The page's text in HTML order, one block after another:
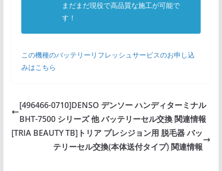
まだまだ現役で高品質な施工が可能で
す！
この機種のバッテリーリフレッシュサービスのお申し込
みはこちら
[496466-0710]DENSO デンソー ハンディターミナル
BHT-7500 シリーズ 他 バッテリーセル交換 関連情報
[TRIA BEAUTY TB]トリア プレシジョン用 脱毛器 バッ
テリーセル交換(本体送付タイプ) 関連情報